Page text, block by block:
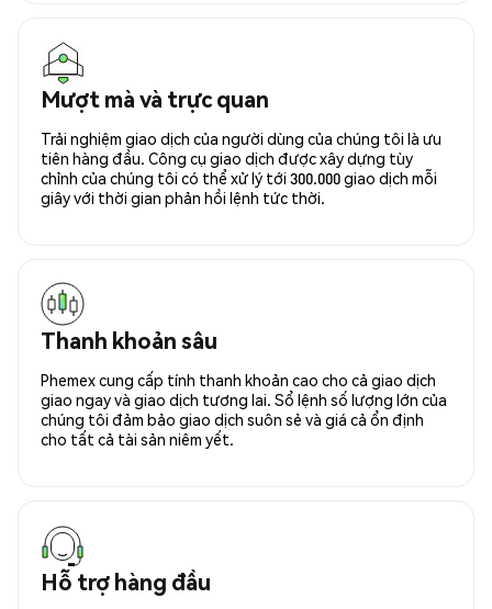
Mượt mà và trực quan
Trải nghiệm giao dịch của người dùng của chúng tôi là ưu
tiên hàng đầu. Công cụ giao dịch được xây dựng tùy
chỉnh của chúng tôi có thể xử lý tới 300.000 giao dịch mỗi
giây với thời gian phản hồi lệnh tức thời.
Thanh khoản sâu
Phemex cung cấp tính thanh khoản cao cho cả giao dịch
giao ngay và giao dịch tương lai. Sổ lệnh số lượng lớn của
chúng tôi đảm bảo giao dịch suôn sẻ và giá cả ổn định
cho tất cả tài sản niêm yết.
Hỗ trợ hàng đầu